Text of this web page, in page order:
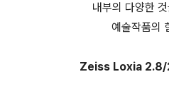
내부의 다양한
예술작품의
Zeiss Loxia 2.8/